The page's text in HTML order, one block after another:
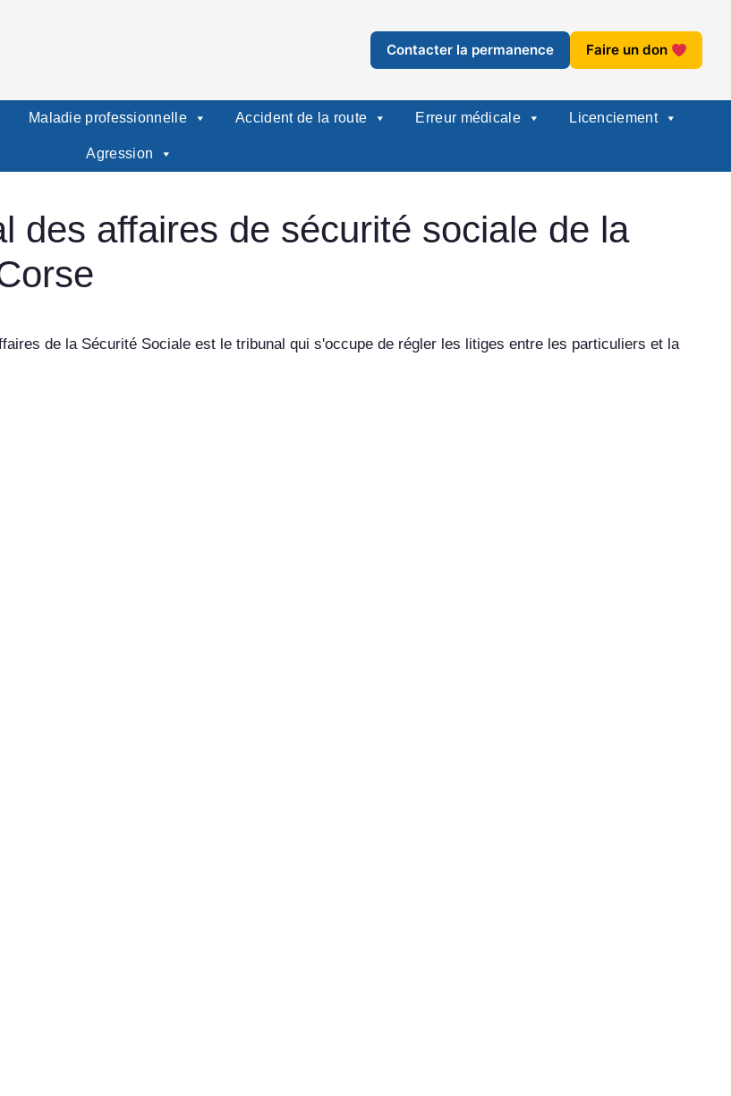
Contacter la permanence Faire un don
Maladie professionnelle Accident de la route Erreur médicale Licenciement
Agression
des affaires de sécurité sociale de la
de la Sécurité Sociale est le tribunal qui s'occupe de régler les litiges entre les particuliers et la